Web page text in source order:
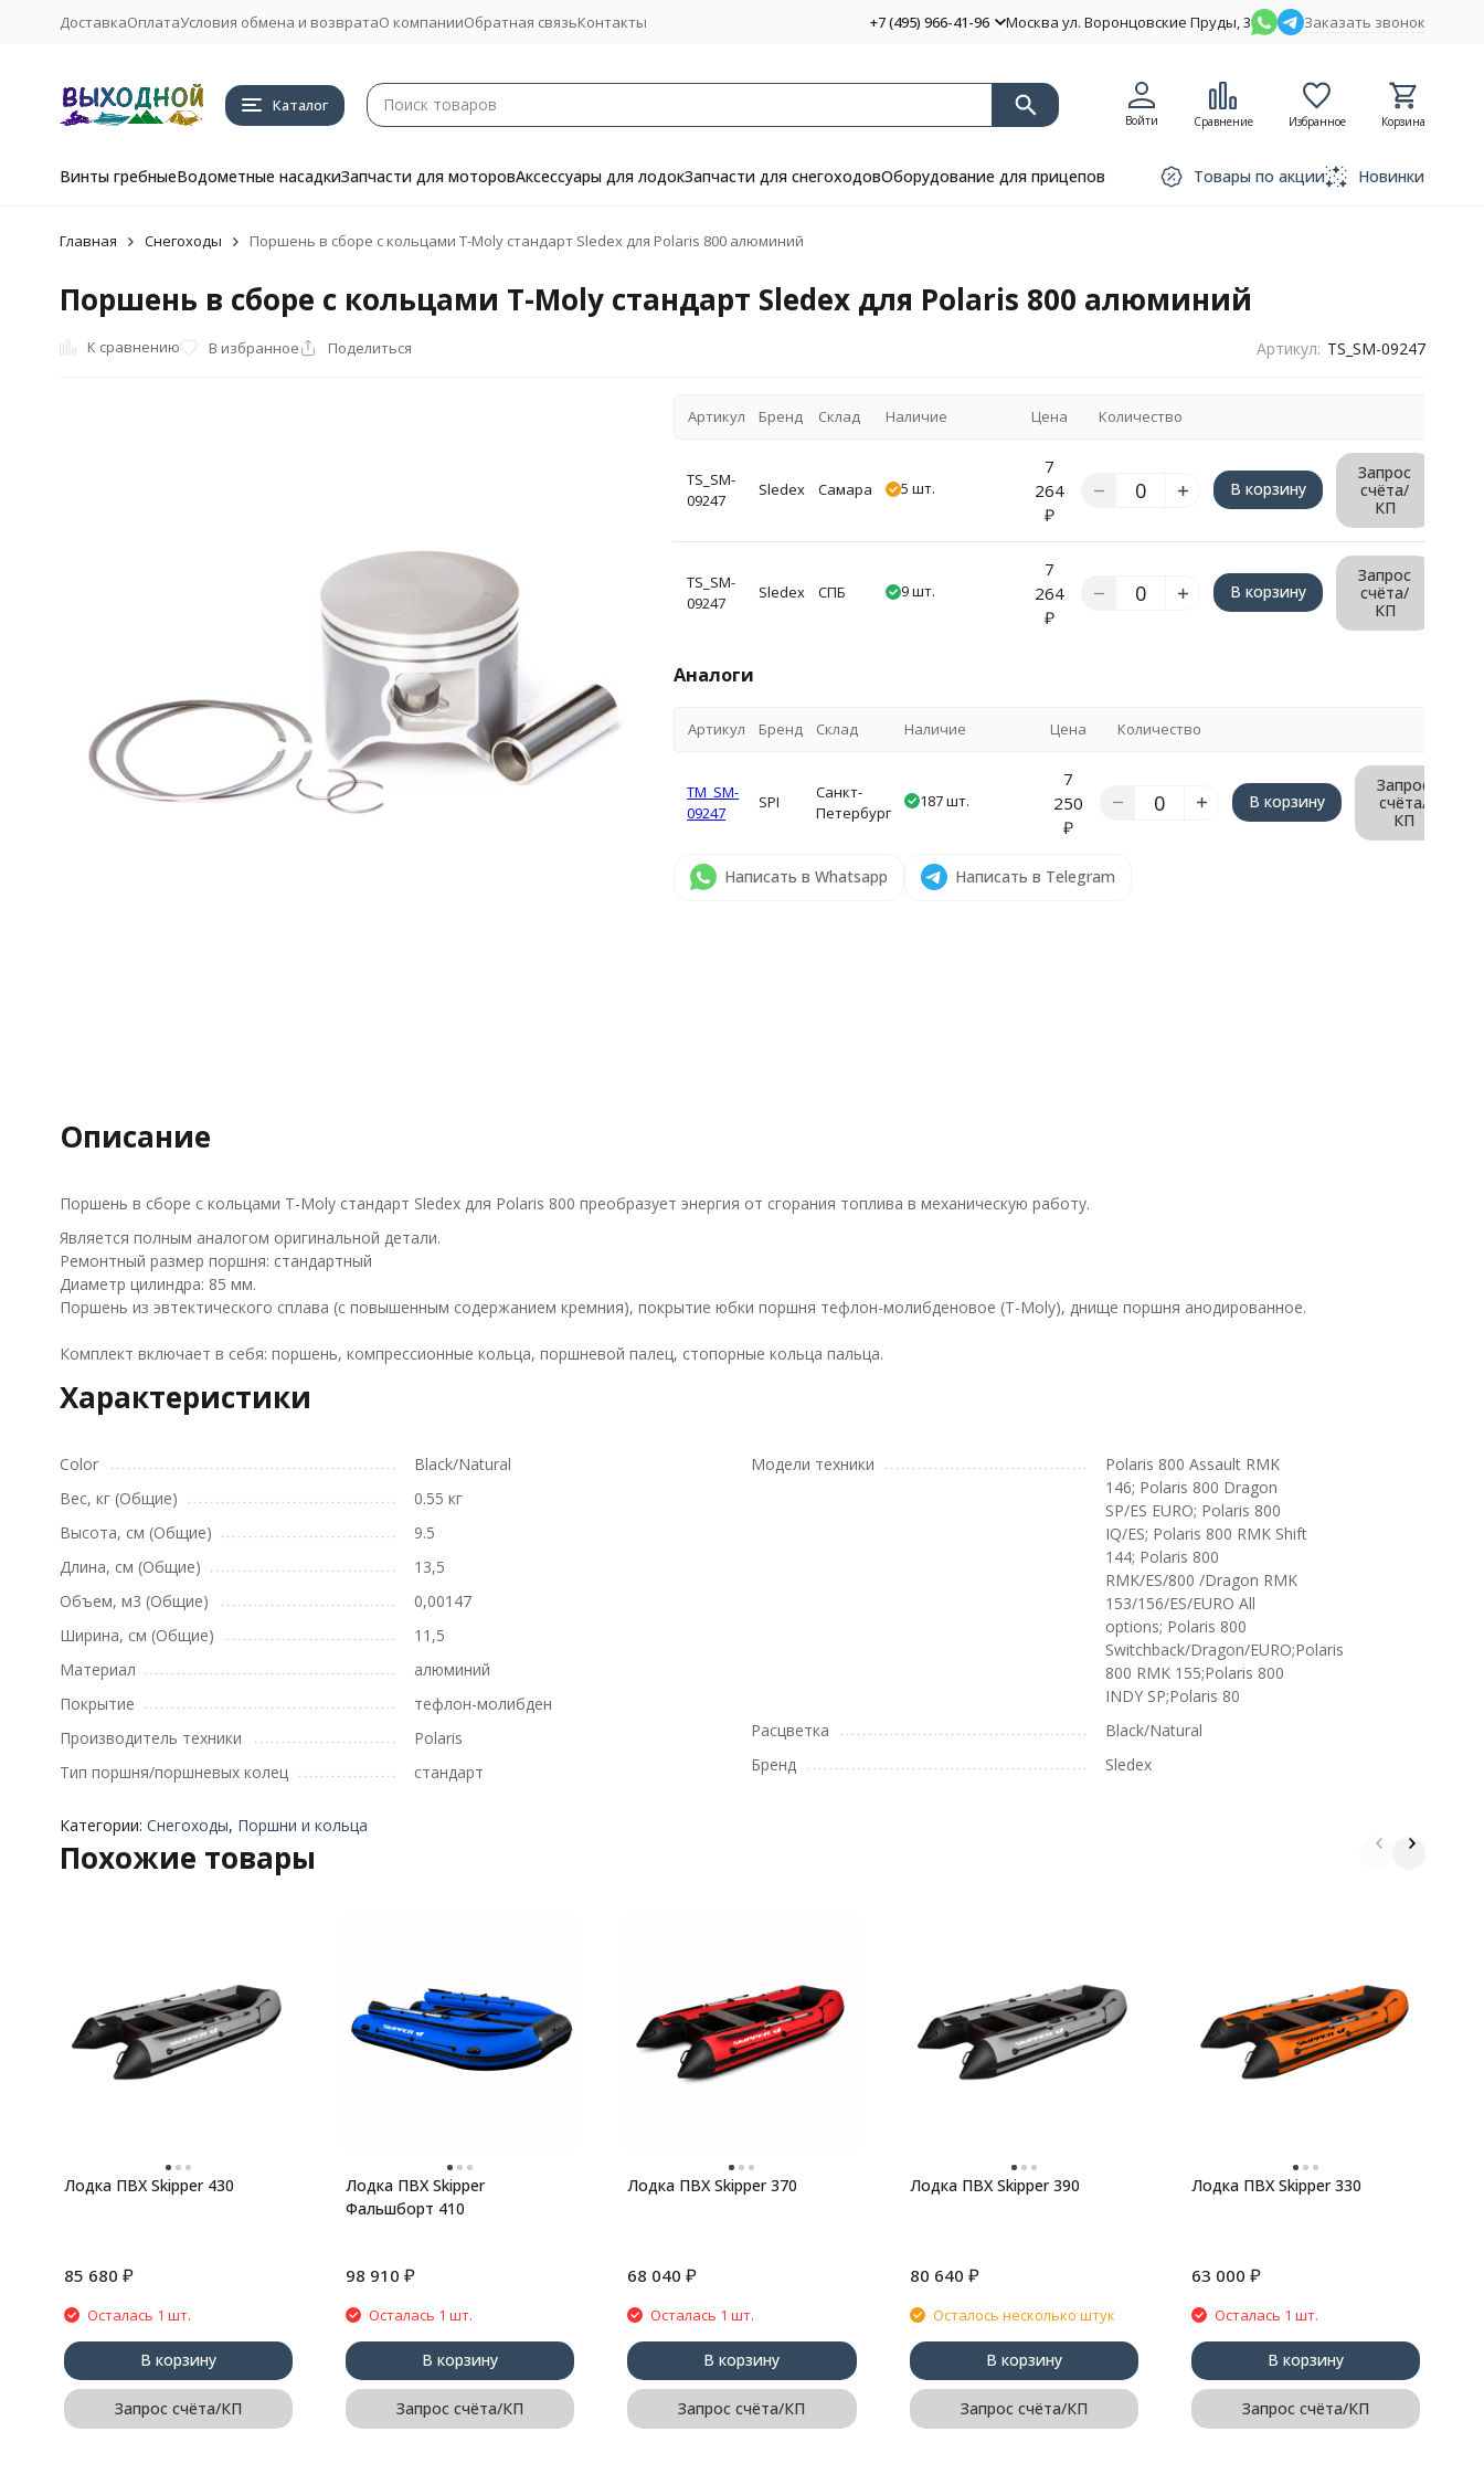
ДоставкаОплатаУсловия обмена и возвратаО компанииОбратная связьКонтакты +7 (495) 966-41-96 Москва ул. Воронцовские Пруды, 3 Заказать звонок
Каталог
Войти Сравнение Избранное Корзина
Винты гребныеВодометные насадкиЗапчасти для моторовАксессуары для лодокЗапчасти для снегоходовОборудование для прицепов Товары по акции Новинки
Главная Снегоходы Поршень в сборе с кольцами T-Moly стандарт Sledex для Polaris 800 алюминий
Поршень в сборе с кольцами T-Moly стандарт Sledex для Polaris 800 алюминий
К сравнению В избранное Поделиться Артикул: TS_SM-09247
Артикул Бренд Склад Наличие Цена Количество
TS_SM-
09247
Sledex Самара 5 шт.
7
264
₽
В корзину
Запрос
счёта/
КП
TS_SM-
09247
Sledex СПБ 9 шт.
7
264
₽
В корзину
Запрос
счёта/
КП
Аналоги
Артикул Бренд Склад Наличие Цена Количество
TM_SM-
09247
SPI
Санкт-
Петербург
187 шт.
7
250
₽
В корзину
Запрос
счёта/
КП
Написать в Whatsapp Написать в Telegram
Описание
Поршень в сборе с кольцами T-Moly стандарт Sledex для Polaris 800 преобразует энергия от сгорания топлива в механическую работу.
Является полным аналогом оригинальной детали.
Ремонтный размер поршня: стандартный
Диаметр цилиндра: 85 мм.
Поршень из эвтектического сплава (с повышенным содержанием кремния), покрытие юбки поршня тефлон-молибденовое (T-Moly), днище поршня анодированное.
Комплект включает в себя: поршень, компрессионные кольца, поршневой палец, стопорные кольца пальца.
Характеристики
Color
Black/Natural
Вес, кг (Общие)
0.55 кг
Высота, см (Общие)
9.5
Длина, см (Общие)
13,5
Объем, м3 (Общие)
0,00147
Ширина, см (Общие)
11,5
Материал
алюминий
Покрытие
тефлон-молибден
Производитель техники
Polaris
Тип поршня/поршневых колец
стандарт
Модели техники
Polaris 800 Assault RMK
146; Polaris 800 Dragon
SP/ES EURO; Polaris 800
IQ/ES; Polaris 800 RMK Shift
144; Polaris 800
RMK/ES/800 /Dragon RMK
153/156/ES/EURO All
options; Polaris 800
Switchback/Dragon/EURO;Polaris
800 RMK 155;Polaris 800
INDY SP;Polaris 80
Расцветка
Black/Natural
Бренд
Sledex
Категории: Снегоходы, Поршни и кольца
Похожие товары
Лодка ПВХ Skipper 430
85 680 ₽
Осталась 1 шт.
В корзину
Запрос счёта/КП
Лодка ПВХ Skipper
Фальшборт 410
98 910 ₽
Осталась 1 шт.
В корзину
Запрос счёта/КП
Лодка ПВХ Skipper 370
68 040 ₽
Осталась 1 шт.
В корзину
Запрос счёта/КП
Лодка ПВХ Skipper 390
80 640 ₽
Осталось несколько штук
В корзину
Запрос счёта/КП
Лодка ПВХ Skipper 330
63 000 ₽
Осталась 1 шт.
В корзину
Запрос счёта/КП